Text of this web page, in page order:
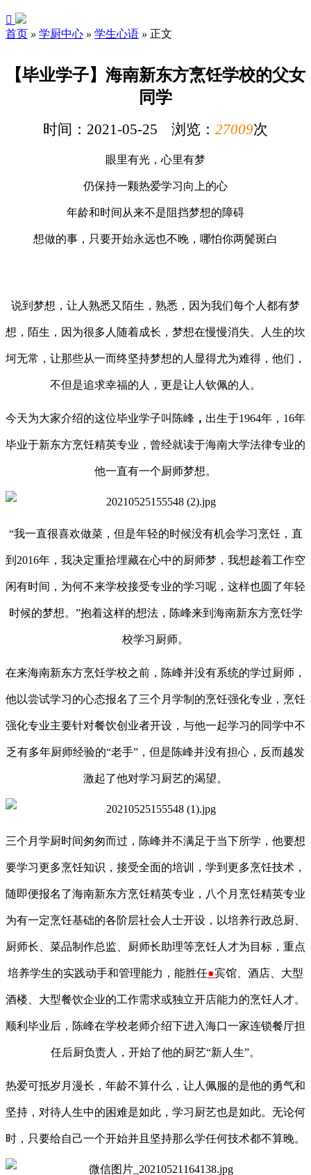

首页 » 学厨中心 » 学生心语 » 正文
【毕业学子】海南新东方烹饪学校的父女
同学
时间：2021-05-25 浏览： 27009次
眼里有光，心里有梦
仍保持一颗热爱学习向上的心
年龄和时间从来不是阻挡梦想的障碍
想做的事，只要开始永远也不晚，哪怕你两鬓斑白
说到梦想，让人熟悉又陌生，熟悉，因为我们每个人都有梦
想，陌生，因为很多人随着成长，梦想在慢慢消失。人生的坎
坷无常，让那些从一而终坚持梦想的人显得尤为难得，他们，
不但是追求幸福的人，更是让人钦佩的人。
今天为大家介绍的这位毕业学子叫 陈峰 ， 出生于1964年，16年
毕业于新东方烹饪精英专业，曾经就读于海南大学法律专业的
他一直有一个厨师梦想。
“我一直很喜欢做菜，但是年轻的时候没有机会学习烹饪，直
到2016年，我决定重拾埋藏在心中的厨师梦，我想趁着工作空
闲有时间，为何不来学校接受专业的学习呢，这样也圆了年轻
时候的梦想。”抱着这样的想法， 陈峰来到海南新东方烹饪学
校学习厨师。
在来海南新东方烹饪学校之前，陈峰并没有系统的学过厨师，
他以尝试学习的心态报名了三个月学制的烹饪强化专业，烹饪
强化专业主要针对餐饮创业者开设，与他一起学习的同学中不
乏有多年厨师经验的“老手”，但是陈峰并没有担心，反而越发
激起了他对学习厨艺的渴望。
三个月学厨时间匆匆而过，陈峰并不满足于当下所学，他要想
要学习更多烹饪知识，接受全面的培训，学到更多烹饪技术，
随即便报名了海南新东方烹饪精英专业，八个月烹饪精英专业
为有一定烹饪基础的各阶层社会人士开设，以培养行政总厨、
厨师长、菜品制作总监、厨师长助理等烹饪人才为目标，重点
培养学生的实践动手和管理能力，能胜任●宾馆、酒店、大型
酒楼、大型餐饮企业的工作需求或独立开店能力的烹饪人才。
顺利毕业后，陈峰在学校老师介绍下进入海口一家连锁餐厅担
任后厨负责人，开始了他的厨艺“新人生”。
热爱可抵岁月漫长，年龄不算什么，让人佩服的是他的勇气和
坚持，对待人生中的困难是如此，学习厨艺也是如此。无论何
时，只要给自己一个开始并且坚持那么学任何技术都不算晚。